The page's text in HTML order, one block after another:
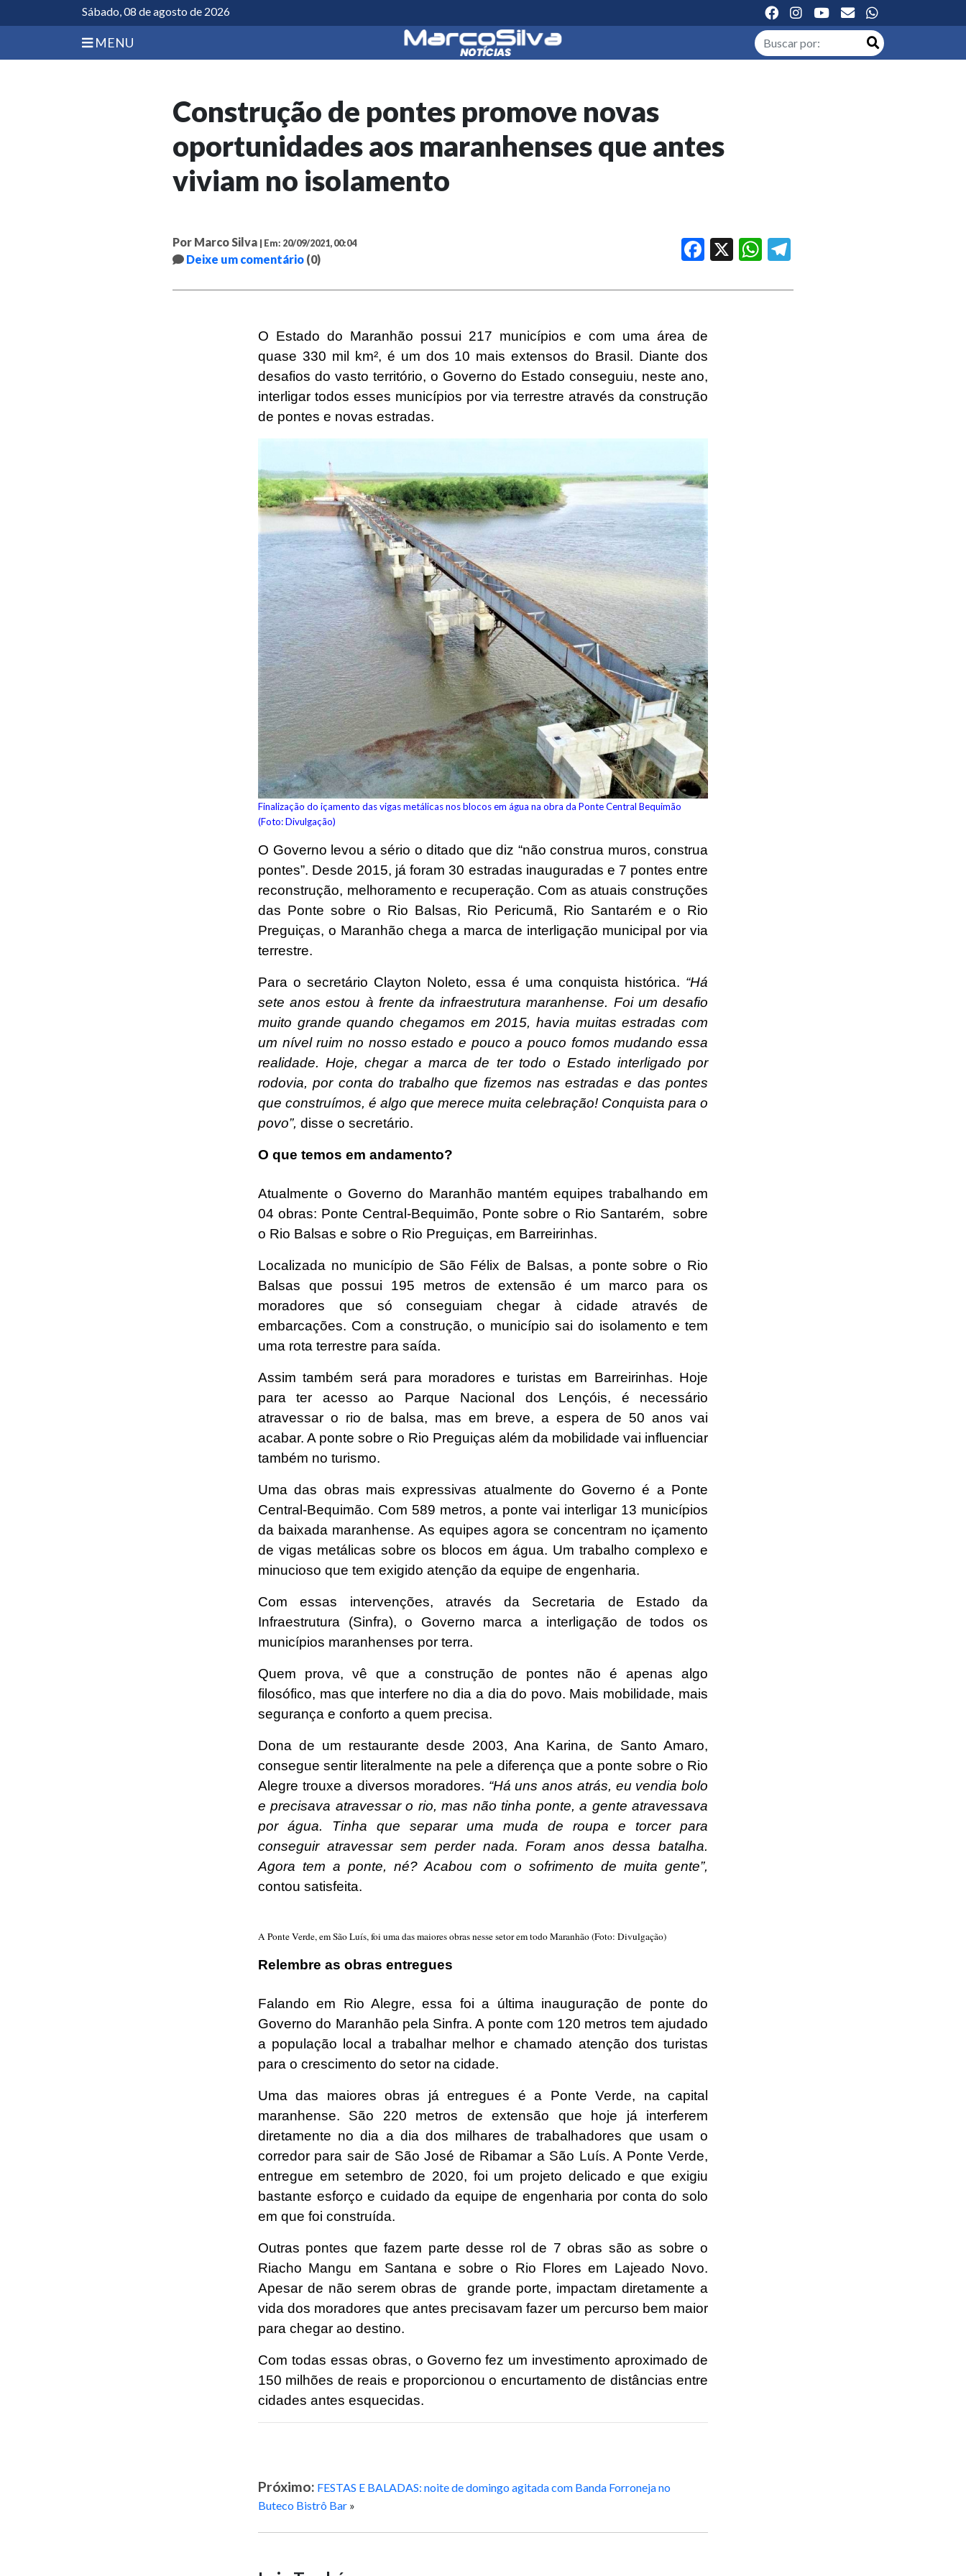
Sábado, 08 de agosto de 2026
MENU
Construção de pontes promove novas
oportunidades aos maranhenses que antes
viviam no isolamento
Por Marco Silva | Em: 20/09/2021, 00:04
Deixe um comentário (0)
Facebook WhatsApp
O Estado do Maranhão possui 217 municípios e com uma área de
quase 330 mil km², é um dos 10 mais extensos do Brasil. Diante dos
desafios do vasto território, o Governo do Estado conseguiu, neste ano,
interligar todos esses municípios por via terrestre através da construção
de pontes e novas estradas.
Finalização do içamento das vigas metálicas nos blocos em água na obra da Ponte Central Bequimão
(Foto: Divulgação)
O Governo levou a sério o ditado que diz “não construa muros, construa
pontes”. Desde 2015, já foram 30 estradas inauguradas e 7 pontes entre
reconstrução, melhoramento e recuperação. Com as atuais construções
das Ponte sobre o Rio Balsas, Rio Pericumã, Rio Santarém e o Rio
Preguiças, o Maranhão chega a marca de interligação municipal por via
terrestre.
Para o secretário Clayton Noleto, essa é uma conquista histórica. “Há
sete anos estou à frente da infraestrutura maranhense. Foi um desafio
muito grande quando chegamos em 2015, havia muitas estradas com
um nível ruim no nosso estado e pouco a pouco fomos mudando essa
realidade. Hoje, chegar a marca de ter todo o Estado interligado por
rodovia, por conta do trabalho que fizemos nas estradas e das pontes
que construímos, é algo que merece muita celebração! Conquista para o
povo”, disse o secretário.
O que temos em andamento?
Atualmente o Governo do Maranhão mantém equipes trabalhando em
04 obras: Ponte Central-Bequimão, Ponte sobre o Rio Santarém, sobre
o Rio Balsas e sobre o Rio Preguiças, em Barreirinhas.
Localizada no município de São Félix de Balsas, a ponte sobre o Rio
Balsas que possui 195 metros de extensão é um marco para os
moradores que só conseguiam chegar à cidade através de
embarcações. Com a construção, o município sai do isolamento e tem
uma rota terrestre para saída.
Assim também será para moradores e turistas em Barreirinhas. Hoje
para ter acesso ao Parque Nacional dos Lençóis, é necessário
atravessar o rio de balsa, mas em breve, a espera de 50 anos vai
acabar. A ponte sobre o Rio Preguiças além da mobilidade vai influenciar
também no turismo.
Uma das obras mais expressivas atualmente do Governo é a Ponte
Central-Bequimão. Com 589 metros, a ponte vai interligar 13 municípios
da baixada maranhense. As equipes agora se concentram no içamento
de vigas metálicas sobre os blocos em água. Um trabalho complexo e
minucioso que tem exigido atenção da equipe de engenharia.
Com essas intervenções, através da Secretaria de Estado da
Infraestrutura (Sinfra), o Governo marca a interligação de todos os
municípios maranhenses por terra.
Quem prova, vê que a construção de pontes não é apenas algo
filosófico, mas que interfere no dia a dia do povo. Mais mobilidade, mais
segurança e conforto a quem precisa.
Dona de um restaurante desde 2003, Ana Karina, de Santo Amaro,
consegue sentir literalmente na pele a diferença que a ponte sobre o Rio
Alegre trouxe a diversos moradores. “Há uns anos atrás, eu vendia bolo
e precisava atravessar o rio, mas não tinha ponte, a gente atravessava
por água. Tinha que separar uma muda de roupa e torcer para
conseguir atravessar sem perder nada. Foram anos dessa batalha.
Agora tem a ponte, né? Acabou com o sofrimento de muita gente”,
contou satisfeita.
A Ponte Verde, em São Luís, foi uma das maiores obras nesse setor em todo Maranhão (Foto: Divulgação)
Relembre as obras entregues
Falando em Rio Alegre, essa foi a última inauguração de ponte do
Governo do Maranhão pela Sinfra. A ponte com 120 metros tem ajudado
a população local a trabalhar melhor e chamado atenção dos turistas
para o crescimento do setor na cidade.
Uma das maiores obras já entregues é a Ponte Verde, na capital
maranhense. São 220 metros de extensão que hoje já interferem
diretamente no dia a dia dos milhares de trabalhadores que usam o
corredor para sair de São José de Ribamar a São Luís. A Ponte Verde,
entregue em setembro de 2020, foi um projeto delicado e que exigiu
bastante esforço e cuidado da equipe de engenharia por conta do solo
em que foi construída.
Outras pontes que fazem parte desse rol de 7 obras são as sobre o
Riacho Mangu em Santana e sobre o Rio Flores em Lajeado Novo.
Apesar de não serem obras de grande porte, impactam diretamente a
vida dos moradores que antes precisavam fazer um percurso bem maior
para chegar ao destino.
Com todas essas obras, o Governo fez um investimento aproximado de
150 milhões de reais e proporcionou o encurtamento de distâncias entre
cidades antes esquecidas.
Próximo: FESTAS E BALADAS: noite de domingo agitada com Banda Forroneja no
Buteco Bistrô Bar »